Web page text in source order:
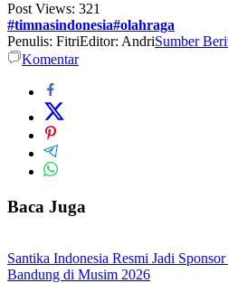
Post Views: 321
#timnasindonesia#olahraga
Penulis: FitriEditor: AndriSumber
Komentar
Baca Juga
Santika Indonesia Resmi Jadi
Bandung di Musim 2026